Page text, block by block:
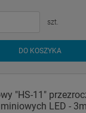
szt.
DO KOSZYKA
"HS-11"
LED -